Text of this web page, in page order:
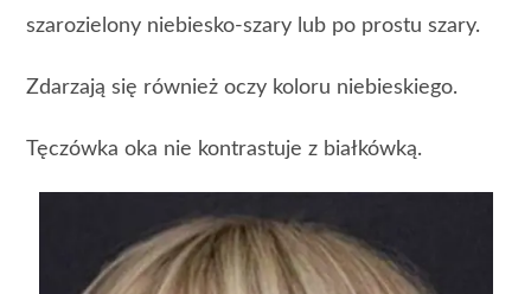
szarozielony niebiesko-szary lub po prostu szary.
Zdarzają się również oczy koloru niebieskiego.
Tęczówka oka nie kontrastuje z białkówką.